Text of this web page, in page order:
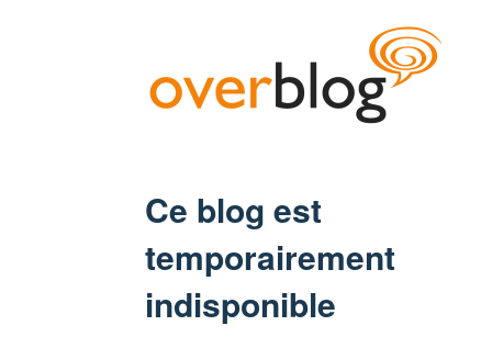
Ce blog est
temporairement
indisponible